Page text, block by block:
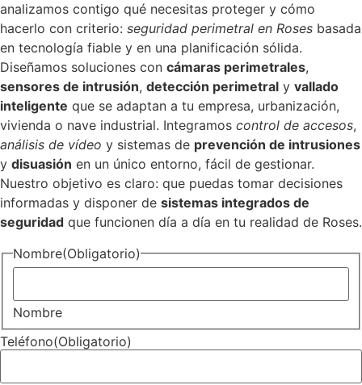
analizamos contigo qué necesitas proteger y cómo
hacerlo con criterio: seguridad perimetral en Roses basada
en tecnología fiable y en una planificación sólida.
Diseñamos soluciones con cámaras perimetrales,
sensores de intrusión, detección perimetral y vallado
inteligente que se adaptan a tu empresa, urbanización,
vivienda o nave industrial. Integramos control de accesos,
análisis de vídeo y sistemas de prevención de intrusiones
y disuasión en un único entorno, fácil de gestionar.
Nuestro objetivo es claro: que puedas tomar decisiones
informadas y disponer de sistemas integrados de
seguridad que funcionen día a día en tu realidad de Roses.
Nombre(Obligatorio)
Nombre
Teléfono(Obligatorio)